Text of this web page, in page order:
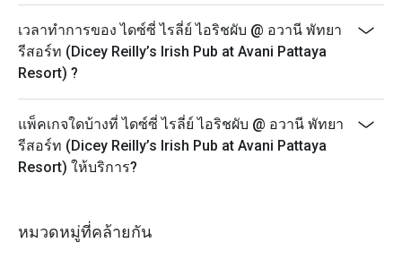
เวลาทำการของ ไดซ์ซี่ ไรลี่ย์ ไอริชผับ @ อวานี พัทยา
รีสอร์ท (Dicey Reilly’s Irish Pub at Avani Pattaya
Resort) ?
แพ็คเกจใดบ้างที่ ไดซ์ซี่ ไรลี่ย์ ไอริชผับ @ อวานี พัทยา
รีสอร์ท (Dicey Reilly’s Irish Pub at Avani Pattaya
Resort) ให้บริการ?
หมวดหมู่ที่คล้ายกัน